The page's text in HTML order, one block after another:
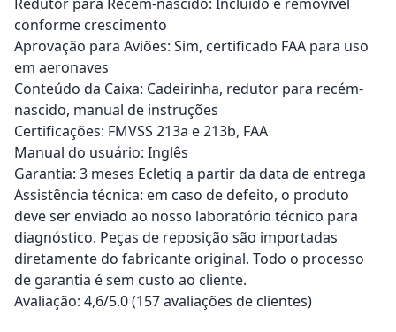
conforme crescimento
Aprovação para Aviões: Sim, certificado FAA para uso
em aeronaves
Conteúdo da Caixa: Cadeirinha, redutor para recém-
nascido, manual de instruções
Certificações: FMVSS 213a e 213b, FAA
Manual do usuário: Inglês
Garantia: 3 meses Ecletiq a partir da data de entrega
Assistência técnica: em caso de defeito, o produto
deve ser enviado ao nosso laboratório técnico para
diagnóstico. Peças de reposição são importadas
diretamente do fabricante original. Todo o processo
de garantia é sem custo ao cliente.
Avaliação: 4,6/5.0 (157 avaliações de clientes)